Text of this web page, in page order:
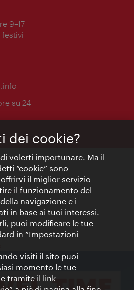
9–17
festivi
su 24
dei dati
dei cookie?
volerti importunare. Ma il
“cookie” sono
il miglior servizio
il funzionamento del
navigazione e i
in base ai tuoi interessi.
puoi modificare le tue
in “Impostazioni
visiti il sito puoi
momento le tue
tramite il link